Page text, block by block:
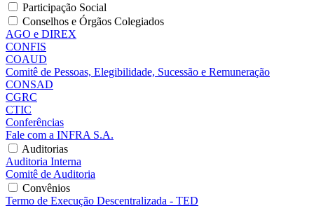
Participação Social
Conselhos e Órgãos Colegiados
AGO e DIREX
CONFIS
COAUD
Comitê de Pessoas, Elegibilidade, Sucessão e Remuneração
CONSAD
CGRC
CTIC
Conferências
Fale com a INFRA S.A.
Auditorias
Auditoria Interna
Comitê de Auditoria
Convênios
Termo de Execução Descentralizada - TED